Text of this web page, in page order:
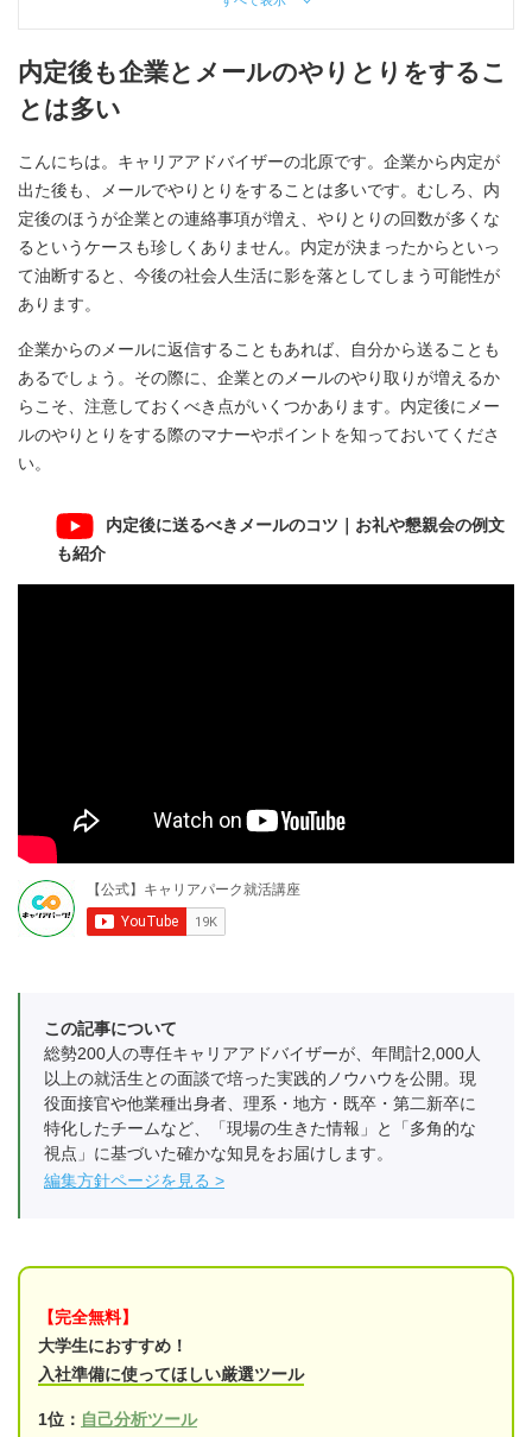
内定後も企業とメールのやりとりをするこ
とは多い
こんにちは。キャリアアドバイザーの北原です。企業から内定が
出た後も、メールでやりとりをすることは多いです。むしろ、内
定後のほうが企業との連絡事項が増え、やりとりの回数が多くな
るというケースも珍しくありません。内定が決まったからといっ
て油断すると、今後の社会人生活に影を落としてしまう可能性が
あります。
企業からのメールに返信することもあれば、自分から送ることも
あるでしょう。その際に、企業とのメールのやり取りが増えるか
らこそ、注意しておくべき点がいくつかあります。内定後にメー
ルのやりとりをする際のマナーやポイントを知っておいてくださ
い。
内定後に送るべきメールのコツ｜お礼や懇親会の例文
も紹介
この記事について
総勢200人の専任キャリアアドバイザーが、年間計2,000人
以上の就活生との面談で培った実践的ノウハウを公開。現
役面接官や他業種出身者、理系・地方・既卒・第二新卒に
特化したチームなど、「現場の生きた情報」と「多角的な
視点」に基づいた確かな知見をお届けします。
編集方針ページを見る
【完全無料】
大学生におすすめ！
入社準備に使ってほしい厳選ツール
1位： 自己分析ツール